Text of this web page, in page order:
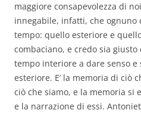
maggiore consapevolezza di
innegabile, infatti, che
tempo: quello esteriore e
combaciano, e credo sia
tempo interiore a dare senso
esteriore. E’ la memoria di ciò
ciò che siamo, e la memoria si
e la narrazione di essi.